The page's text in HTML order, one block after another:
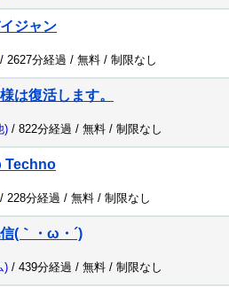
ジャン
/ 2627分経過 / 無料 / 制限なし
は復活します。
) / 822分経過 / 無料 / 制限なし
Techno
/ 228分経過 / 無料 / 制限なし
(｀・ω・´)
) / 439分経過 / 無料 / 制限なし